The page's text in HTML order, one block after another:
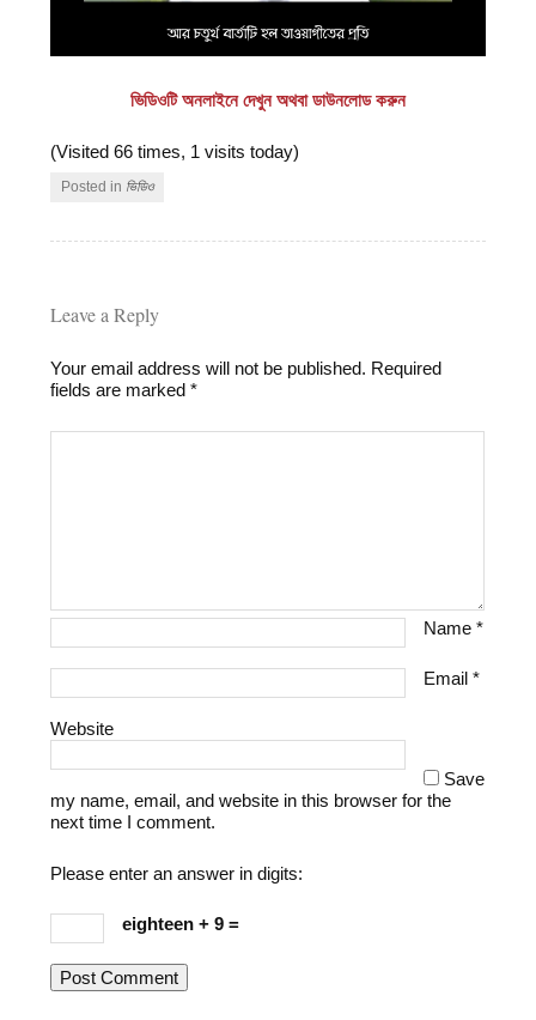
ভিডিওটি অনলাইনে দেখুন অথবা ডাউনলোড করুন
(Visited 66 times, 1 visits today)
Posted in ভিডিও
Leave a Reply
Your email address will not be published. Required
fields are marked*
Name*
Email*
Website
Save
my name, email, and website in this browser for the
next time I comment.
Please enter an answer in digits:
eighteen + 9 =